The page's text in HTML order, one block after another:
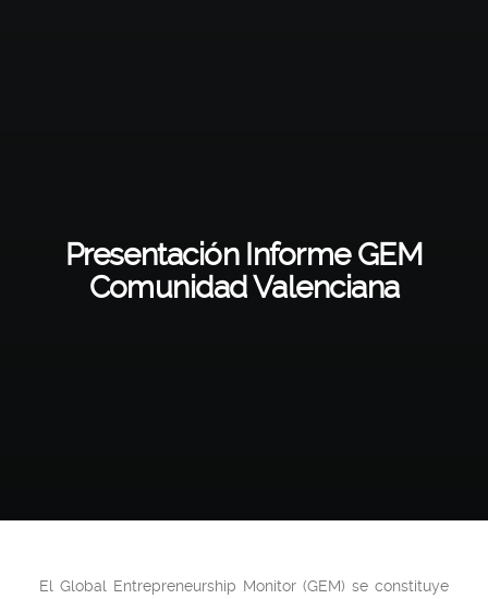
Presentación Informe GEM
Comunidad Valenciana
El Global Entrepreneurship Monitor (GEM) se constituye